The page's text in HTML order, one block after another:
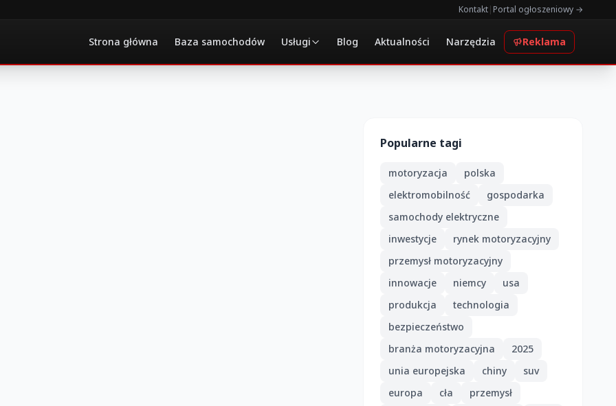
Kontakt| Portal ogłoszeniowy →
Strona główna Baza samochodów Usługi Blog Aktualności Narzędzia Reklama
Popularne tagi
motoryzacja
polska
elektromobilność
gospodarka
samochody elektryczne
inwestycje
rynek motoryzacyjny
przemysł motoryzacyjny
innowacje
niemcy
usa
produkcja
technologia
bezpieczeństwo
branża motoryzacyjna
2025
unia europejska
chiny
suv
europa
cła
przemysł